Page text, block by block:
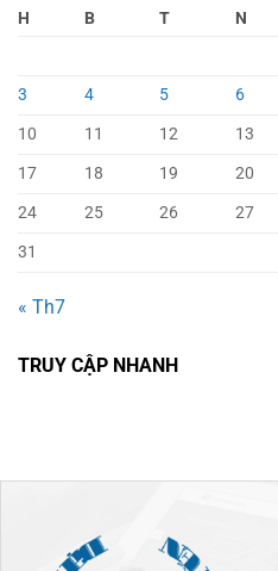
H B T N
3
4 5 6
10
11 12 13
17
18 19 20
24
25 26 27
31
« Th7
TRUY CẬP NHANH